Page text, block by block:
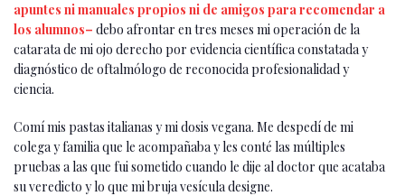
apuntes ni manuales propios ni de amigos para recomendar a
los alumnos– debo afrontar en tres meses mi operación de la
catarata de mi ojo derecho por evidencia científica constatada y
diagnóstico de oftalmólogo de reconocida profesionalidad y
ciencia.
Comí mis pastas italianas y mi dosis vegana. Me despedí de mi
colega y familia que le acompañaba y les conté las múltiples
pruebas a las que fui sometido cuando le dije al doctor que acataba
su veredicto y lo que mi bruja vesícula designe.